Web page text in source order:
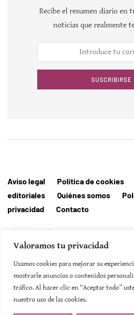
Valoramos tu privacidad
Usamos cookies para mejorar su
mostrarle anuncios o contenidos
tráfico. Al hacer clic en “Aceptar todo”
nuestro uso de las cookies.
Recibe el resumen diario en
noticias que realmente
SUSCRIBIRSE
Aviso legal Política de cookies
editoriales
Quiénes somos
privacidad
Contacto
Editorial MallorcaHora
SUSCRIBIRSE